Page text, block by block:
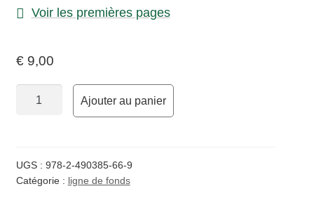
Voir les premières pages
€9,00
de
Tremble
Ajouter au panier
UGS : 978-2-490385-66-9
Catégorie : ligne de fonds